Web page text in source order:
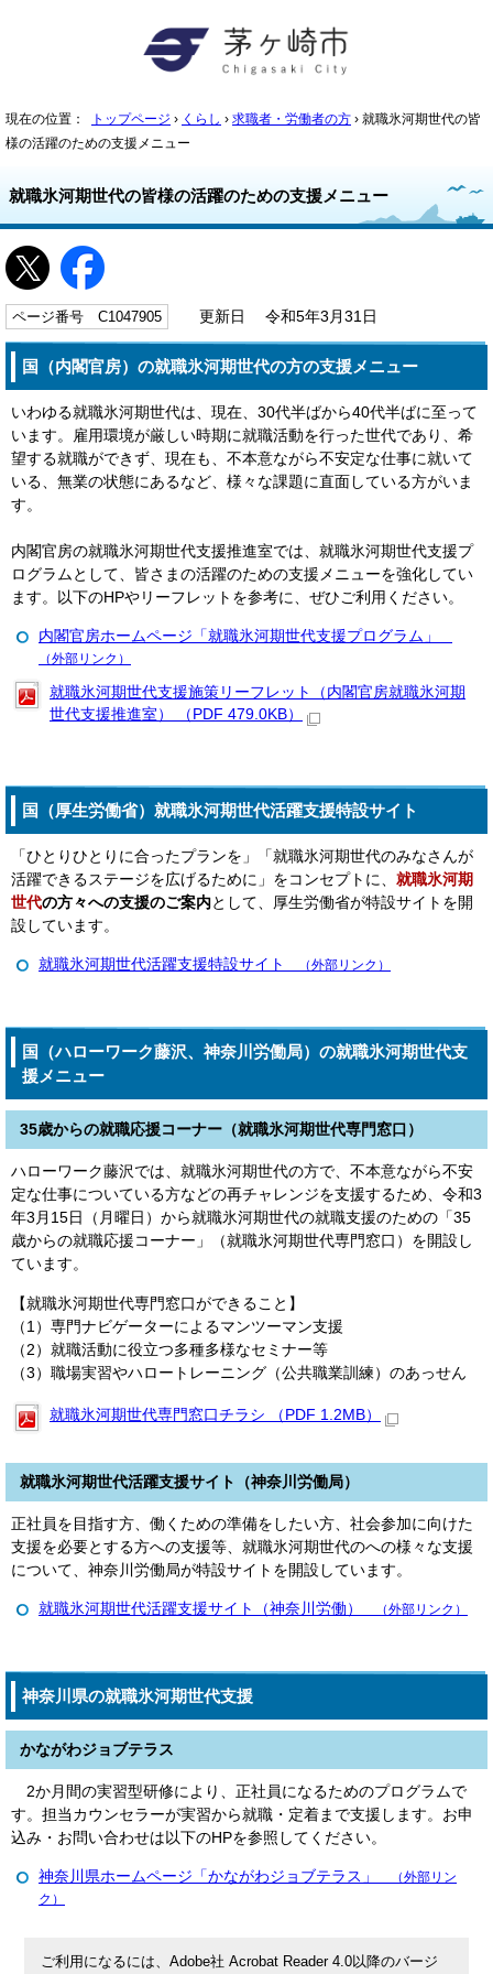
現在の位置： トップページ › くらし › 求職者・労働者の方 › 就職氷河期世代の皆
様の活躍のための支援メニュー
就職氷河期世代の皆様の活躍のための支援メニュー
ページ番号 C1047905 更新日 令和5年3月31日
国（内閣官房）の就職氷河期世代の方の支援メニュー
いわゆる就職氷河期世代は、現在、30代半ばから40代半ばに至って
います。雇用環境が厳しい時期に就職活動を行った世代であり、希
望する就職ができず、現在も、不本意ながら不安定な仕事に就いて
いる、無業の状態にあるなど、様々な課題に直面している方がいま
す。
内閣官房の就職氷河期世代支援推進室では、就職氷河期世代支援プ
ログラムとして、皆さまの活躍のための支援メニューを強化してい
ます。以下のHPやリーフレットを参考に、ぜひご利用ください。
内閣官房ホームページ「就職氷河期世代支援プログラム」
（外部リンク）
就職氷河期世代支援施策リーフレット（内閣官房就職氷河期
世代支援推進室） （PDF 479.0KB）
国（厚生労働省）就職氷河期世代活躍支援特設サイト
「ひとりひとりに合ったプランを」「就職氷河期世代のみなさんが
活躍できるステージを広げるために」をコンセプトに、 就職氷河期
世代の方々への支援のご案内として、厚生労働省が特設サイトを開
設しています。
就職氷河期世代活躍支援特設サイト （外部リンク）
国（ハローワーク藤沢、神奈川労働局）の就職氷河期世代支
援メニュー
35歳からの就職応援コーナー（就職氷河期世代専門窓口）
ハローワーク藤沢では、就職氷河期世代の方で、不本意ながら不安
定な仕事についている方などの再チャレンジを支援するため、令和3
年3月15日（月曜日）から就職氷河期世代の就職支援のための「35
歳からの就職応援コーナー」（就職氷河期世代専門窓口）を開設し
ています。
【就職氷河期世代専門窓口ができること】
（1）専門ナビゲーターによるマンツーマン支援
（2）就職活動に役立つ多種多様なセミナー等
（3）職場実習やハロートレーニング（公共職業訓練）のあっせん
就職氷河期世代専門窓口チラシ （PDF 1.2MB）
就職氷河期世代活躍支援サイト（神奈川労働局）
正社員を目指す方、働くための準備をしたい方、社会参加に向けた
支援を必要とする方への支援等、就職氷河期世代のへの様々な支援
について、神奈川労働局が特設サイトを開設しています。
就職氷河期世代活躍支援サイト（神奈川労働） （外部リンク）
神奈川県の就職氷河期世代支援
かながわジョブテラス
2か月間の実習型研修により、正社員になるためのプログラムで
す。担当カウンセラーが実習から就職・定着まで支援します。お申
込み・お問い合わせは以下のHPを参照してください。
神奈川県ホームページ「かながわジョブテラス」
（外部リン
ク）
ご利用になるには、Adobe社 Acrobat Reader 4.0以降のバージ